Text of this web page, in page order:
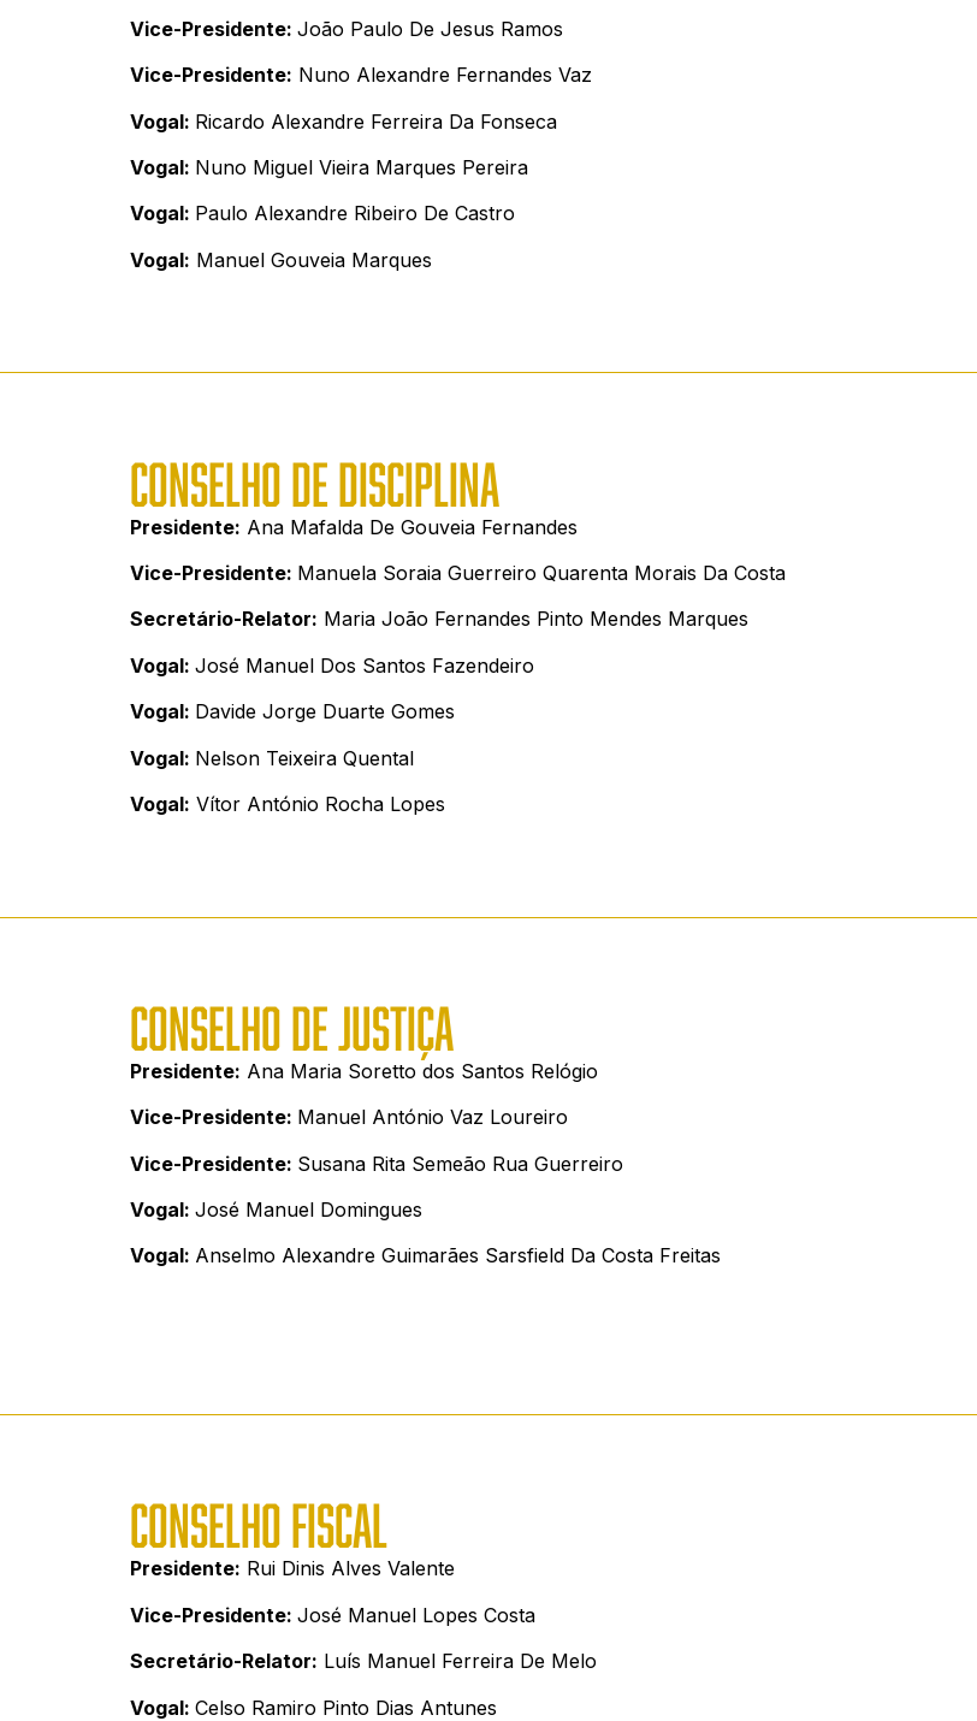
Vice-Presidente: João Paulo De Jesus Ramos
Vice-Presidente: Nuno Alexandre Fernandes Vaz
Vogal: Ricardo Alexandre Ferreira Da Fonseca
Vogal: Nuno Miguel Vieira Marques Pereira
Vogal: Paulo Alexandre Ribeiro De Castro
Vogal: Manuel Gouveia Marques
CONSELHO DE DISCIPLINA
Presidente: Ana Mafalda De Gouveia Fernandes
Vice-Presidente: Manuela Soraia Guerreiro Quarenta Morais Da Costa
Secretário-Relator: Maria João Fernandes Pinto Mendes Marques
Vogal: José Manuel Dos Santos Fazendeiro
Vogal: Davide Jorge Duarte Gomes
Vogal: Nelson Teixeira Quental
Vogal: Vítor António Rocha Lopes
CONSELHO DE JUSTIÇA
Presidente: Ana Maria Soretto dos Santos Relógio
Vice-Presidente: Manuel António Vaz Loureiro
Vice-Presidente: Susana Rita Semeão Rua Guerreiro
Vogal: José Manuel Domingues
Vogal: Anselmo Alexandre Guimarães Sarsfield Da Costa Freitas
CONSELHO FISCAL
Presidente: Rui Dinis Alves Valente
Vice-Presidente: José Manuel Lopes Costa
Secretário-Relator: Luís Manuel Ferreira De Melo
Vogal: Celso Ramiro Pinto Dias Antunes